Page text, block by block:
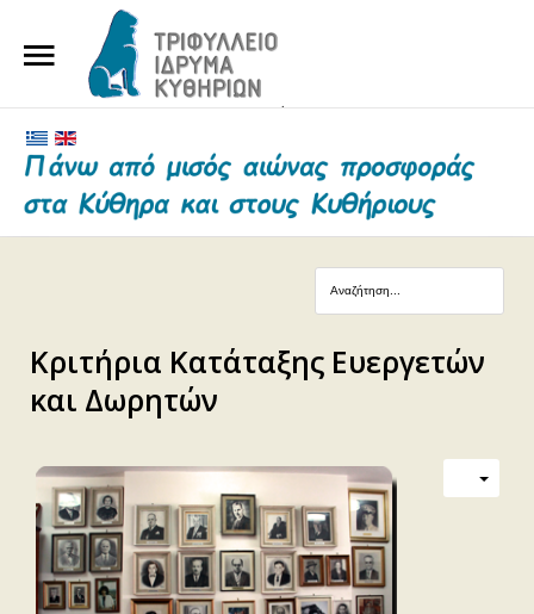
ΤΟ ΙΔΡΥΜΑ
ΕΥΕΡΓΕΤΕΣ ΚΑΙ ΔΩΡΗΤΕΣ
ΕΠΙΚΟΙΝΩΝΙΑ
Κριτήρια Κατάταξης Ευεργετών
και Δωρητών